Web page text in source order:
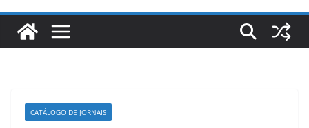
CATÁLOGO DE JORNAIS